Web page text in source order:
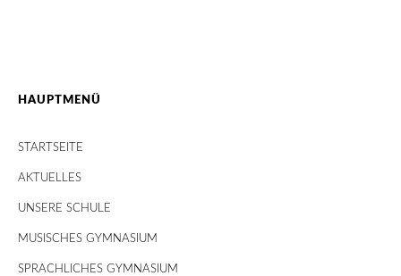
HAUPTMENÜ
STARTSEITE
AKTUELLES
UNSERE SCHULE
MUSISCHES GYMNASIUM
SPRACHLICHES GYMNASIUM